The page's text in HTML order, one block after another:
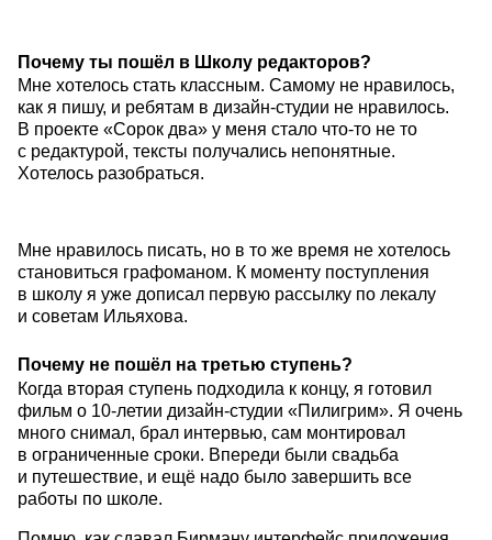
Почему ты пошёл в Школу редакторов?
Мне хотелось стать классным. Самому не нравилось,
как я пишу, и ребятам в дизайн-студии не нравилось.
В проекте «Сорок два» у меня стало что-то не то
с редактурой, тексты получались непонятные.
Хотелось разобраться.
Мне нравилось писать, но в то же время не хотелось
становиться графоманом. К моменту поступления
в школу я уже дописал первую рассылку по лекалу
и советам Ильяхова.
Почему не пошёл на третью ступень?
Когда вторая ступень подходила к концу, я готовил
фильм о 10-летии дизайн-студии «Пилигрим». Я очень
много снимал, брал интервью, сам монтировал
в ограниченные сроки. Впереди были свадьба
и путешествие, и ещё надо было завершить все
работы по школе.